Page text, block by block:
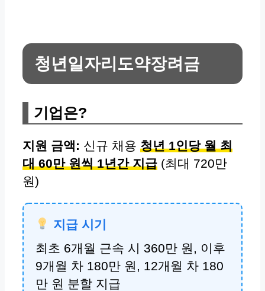
청년일자리도약장려금
기업은?
지원 금액: 신규 채용 청년 1인당 월 최
대 60만 원씩 1년간 지급 (최대 720만
원)
지급 시기
최초 6개월 근속 시 360만 원, 이후
9개월 차 180만 원, 12개월 차 180
만 원 분할 지급